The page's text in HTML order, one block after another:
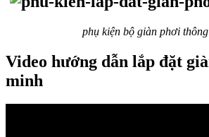
phụ kiện bộ giàn phơi
Video hướng dẫn lắp đặt
minh